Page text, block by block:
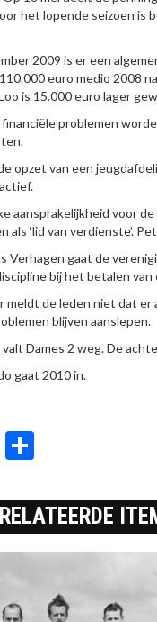
het lopende seizoen is
2009 is er een
euro medio 2008
is 15.000 euro lager
problemen
opzet van een
aansprakelijkheid voor
als ‘lid van verdienste’.
Verhagen gaat de
bij het betalen
meldt de leden niet dat er
blijven aanslepen.
valt Dames 2 weg. De
gaat 2010 in.
Twitter